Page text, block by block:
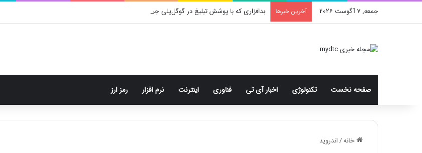
جمعه, 7 آگوست 2026 آخرین خبرها بدافزاری که با پوشش تبلیغ در گوگل‌پلی جولان می‌دهد!
صفحه نخست تکنولوژی اخبار آی تی فناوری اینترنت نرم افزار رمز ارز
خانه/اندروید